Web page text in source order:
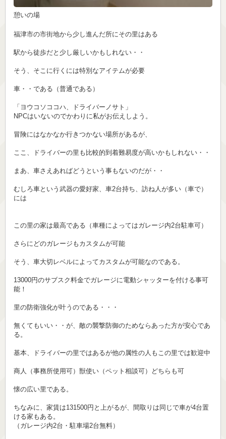
福津市の市街地から少し進んだ所にその里はある
駅から徒歩だと少し厳しいかもしれない・・
そう、そこに行くには特別なアイテムが必要
車・・である（普通である）
「ヨウコソココハ、ドライバーノサト」
NPCはいないのでかわりに私がお伝えしよう。
冒険にはなかなか行きつかない場所があるが、
ここ、ドライバーの里も比較的到着難易度が高いかもしれない・・
まあ、車さえあればどうという事もないのだが・・
むしろ車という武器の愛好家、車2台持ち、訪ね人が多い（車で）
には
この里の家は最高である（車種によってはガレージ内2台駐車可）
さらにどのガレージもカスタムが可能
そう、車大切レベルによってカスタムが可能なのである。
13000円のサブスク料金でガレージに電動シャッターを付ける事可
能！
里の防衛強化が叶うのである・・・
無くてもいい・・が、敵の襲撃防御のためならあった方が安心であ
る。
基本、ドライバーの里ではあるが他の属性の人もこの里では歓迎中
商人（事務所使用可）獣使い（ペット相談可）どちらも可
懐の広い里である。
ちなみに、家賃は131500円と上がるが、間取りは同じで車が4台置
ける家もある。
（ガレージ内2台・駐車場2台無料）
憩いの場